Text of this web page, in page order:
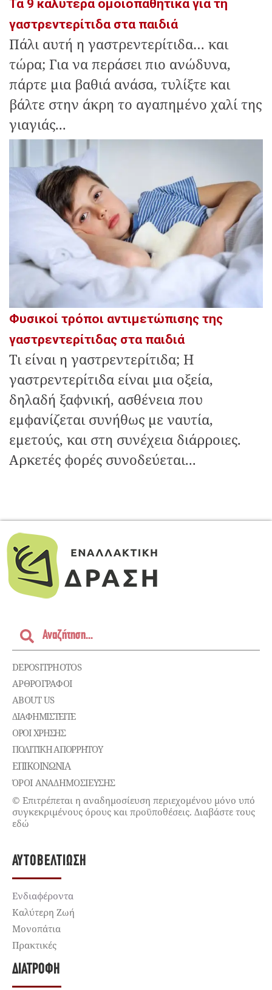
Τα 9 καλύτερα oμοιοπαθητικά για τη
γαστρεντερίτιδα στα παιδιά
Πάλι αυτή η γαστρεντερίτιδα… και
τώρα; Για να περάσει πιο ανώδυνα,
πάρτε μια βαθιά ανάσα, τυλίξτε και
βάλτε στην άκρη το αγαπημένο χαλί της
γιαγιάς...
Φυσικοί τρόποι αντιμετώπισης της
γαστρεντερίτιδας στα παιδιά
Τι είναι η γαστρεντερίτιδα; Η
γαστρεντερίτιδα είναι μια οξεία,
δηλαδή ξαφνική, ασθένεια που
εμφανίζεται συνήθως με ναυτία,
εμετούς, και στη συνέχεια διάρροιες.
Αρκετές φορές συνοδεύεται...
DEPOSITPHOTOS
ΑΡΘΡΟΓΡΑΦΟΙ
ABOUT US
ΔΙΑΦΗΜΙΣΤΕΊΤΕ
ΌΡΟΙ ΧΡΉΣΗΣ
ΠΟΛΙΤΙΚΉ ΑΠΟΡΡΉΤΟΥ
ΕΠΙΚΟΙΝΩΝΊΑ
ΌΡΟΙ ΑΝΑΔΗΜΟΣΙΕΥΣΗΣ
© Επιτρέπεται η αναδημοσίευση περιεχομένου μόνο υπό
συγκεκριμένους όρους και προϋποθέσεις. Διαβάστε τους
εδώ
ΑΥΤΟΒΕΛΤΊΩΣΗ
Ενδιαφέροντα
Καλύτερη Ζωή
Μονοπάτια
Πρακτικές
ΔΙΑΤΡΟΦΉ